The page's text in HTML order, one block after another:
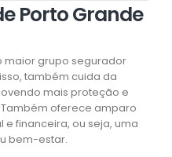
Porto Grande
maior grupo segurador
também cuida da
mais proteção e
oferece amparo
financeira, ou seja, uma
bem-estar.